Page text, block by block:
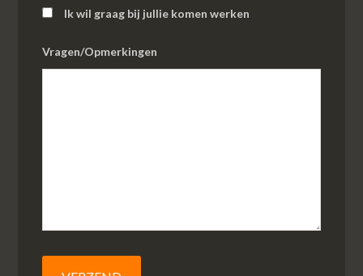
Ik wil graag bij jullie komen werken
Vragen/Opmerkingen